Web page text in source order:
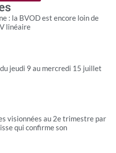
: la BVOD est encore loin de
linéaire
jeudi 9 au mercredi 15 juillet
visionnées au 2e trimestre par
qui confirme son